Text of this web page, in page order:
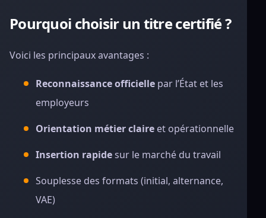
Pourquoi choisir un titre certifié ?
Voici les principaux avantages :
Reconnaissance officielle par l’État et les
employeurs
Orientation métier claire et opérationnelle
Insertion rapidesur le marché du travail
Souplesse des formats (initial, alternance,
VAE)